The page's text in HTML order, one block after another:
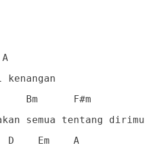
F#m
semua tentang dirimu
A